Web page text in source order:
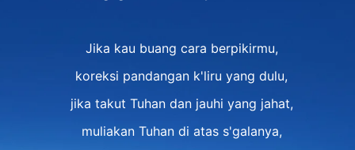
Jika kau buang cara berpikirmu,
koreksi pandangan k'liru yang dulu,
jika takut Tuhan dan jauhi yang jahat,
muliakan Tuhan di atas s'galanya,